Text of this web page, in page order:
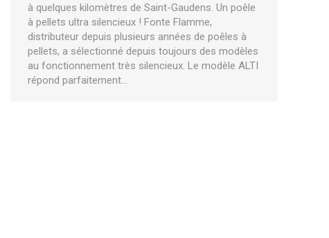
à quelques kilomètres de Saint-Gaudens. Un poêle
à pellets ultra silencieux ! Fonte Flamme,
distributeur depuis plusieurs années de poêles à
pellets, a sélectionné depuis toujours des modèles
au fonctionnement très silencieux. Le modèle ALTI
répond parfaitement…